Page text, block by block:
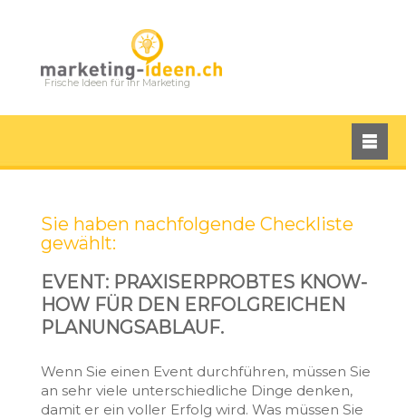
Frische Ideen für ihr Marketing
Sie haben nachfolgende Checkliste
gewählt:
EVENT: PRAXISERPROBTES KNOW-
HOW FÜR DEN ERFOLGREICHEN
PLANUNGSABLAUF.
Wenn Sie einen Event durchführen, müssen Sie
an sehr viele unterschiedliche Dinge denken,
damit er ein voller Erfolg wird. Was müssen Sie